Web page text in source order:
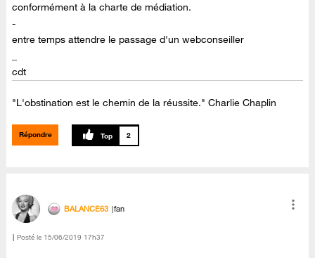
conformément à la charte de médiation.
-
entre temps attendre le passage d'un webconseiller
cdt
"L'obstination est le chemin de la réussite." Charlie Chaplin
Répondre 2
BALANCE63 fan
Posté le ‎15/06/2019 17h37